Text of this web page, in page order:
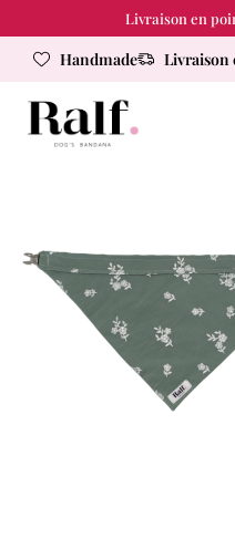
Livraison en
Handmade Livraison